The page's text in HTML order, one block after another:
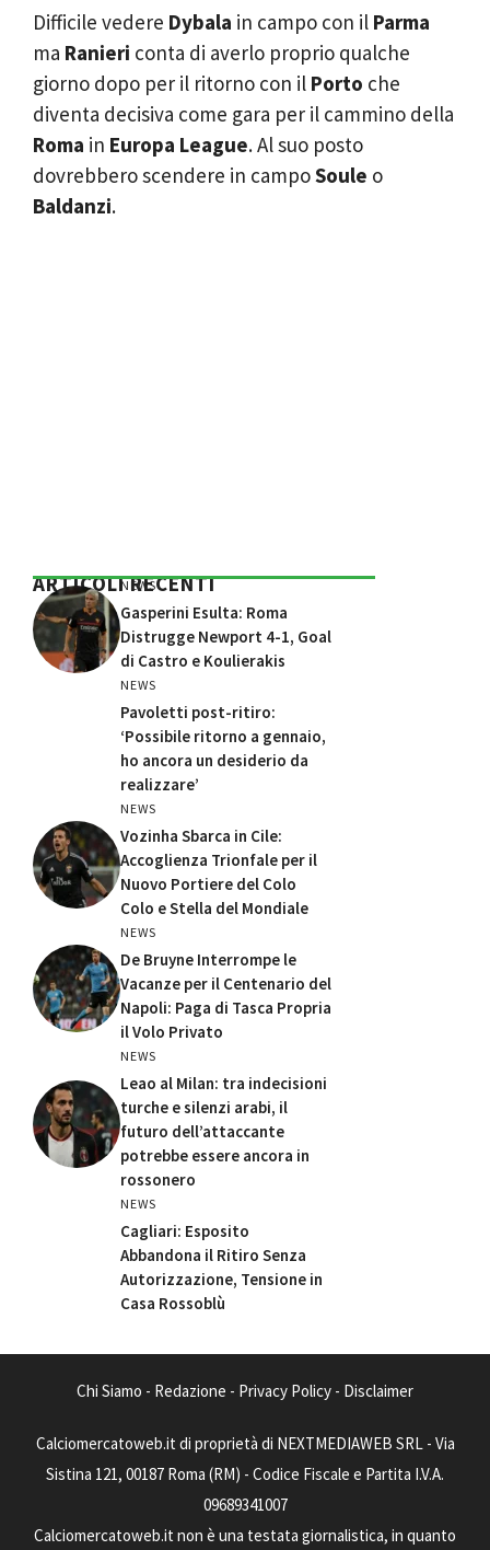
Difficile vedere Dybala in campo con il Parma
ma Ranieri conta di averlo proprio qualche
giorno dopo per il ritorno con il Porto che
diventa decisiva come gara per il cammino della
Roma in Europa League. Al suo posto
dovrebbero scendere in campoSoule o
Baldanzi.
ARTICOLI RECENTI
NEWS
Gasperini Esulta: Roma
Distrugge Newport 4-1, Goal
di Castro e Koulierakis
NEWS
Pavoletti post-ritiro:
‘Possibile ritorno a gennaio,
ho ancora un desiderio da
realizzare’
NEWS
Vozinha Sbarca in Cile:
Accoglienza Trionfale per il
Nuovo Portiere del Colo
Colo e Stella del Mondiale
NEWS
De Bruyne Interrompe le
Vacanze per il Centenario del
Napoli: Paga di Tasca Propria
il Volo Privato
NEWS
Leao al Milan: tra indecisioni
turche e silenzi arabi, il
futuro dell’attaccante
potrebbe essere ancora in
rossonero
NEWS
Cagliari: Esposito
Abbandona il Ritiro Senza
Autorizzazione, Tensione in
Casa Rossoblù
Chi Siamo - Redazione - Privacy Policy - Disclaimer
Calciomercatoweb.it di proprietà di NEXTMEDIAWEB SRL - Via
Sistina 121, 00187 Roma (RM) - Codice Fiscale e Partita I.V.A.
09689341007
Calciomercatoweb.it non è una testata giornalistica, in quanto